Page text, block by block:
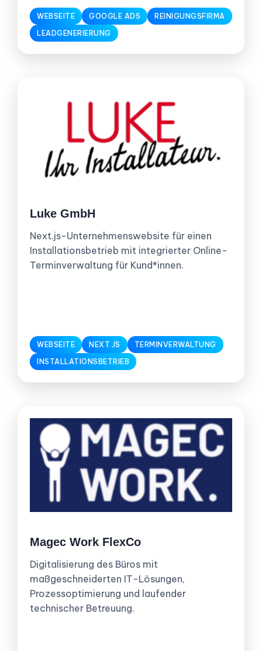
WEBSEITE GOOGLE ADS
REINIGUNGSFIRMA
LEADGENERIERUNG
Luke GmbH
Next.js-Unternehmenswebsite für einen
Installationsbetrieb mit integrierter Online-
Terminverwaltung für Kund*innen.
WEBSEITE NEXT.JS
TERMINVERWALTUNG
INSTALLATIONSBETRIEB
Magec Work FlexCo
Digitalisierung des Büros mit
maßgeschneiderten IT-Lösungen,
Prozessoptimierung und laufender
technischer Betreuung.